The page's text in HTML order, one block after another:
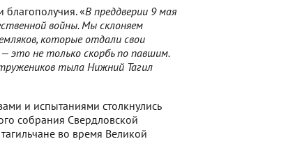
«В преддверии 9 мая
войны. Мы склоняем
которые отдали свои
это не только скорбь по павшим.
тыла Нижний Тагил
и испытаниями столкнулись
собрания Свердловской
во время Великой